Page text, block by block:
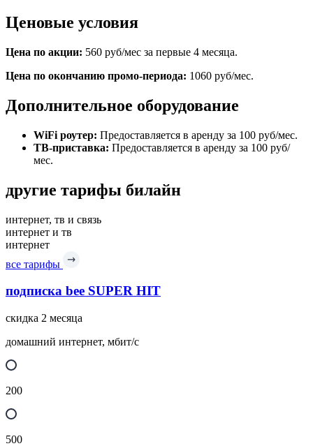
Ценовые условия
Цена по акции: 560 руб/мес за первые 4 месяца.
Цена по окончанию промо-периода: 1060 руб/мес.
Дополнительное оборудование
WiFi роутер: Предоставляется в аренду за 100 руб/мес.
ТВ-приставка: Предоставляется в аренду за 100 руб/
мес.
другие тарифы билайн
интернет, тв и связь
интернет и тв
интернет
все тарифы
подписка bee SUPER HIT
скидка 2 месяца
домашний интернет, мбит/с
200
500